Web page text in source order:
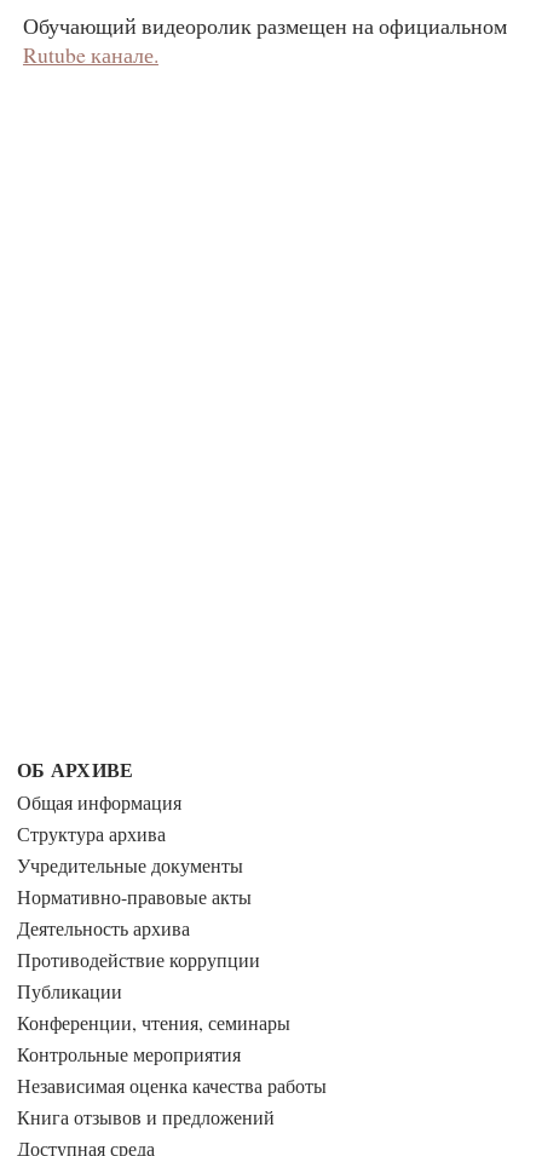
Обучающий видеоролик размещен на официальном
Rutube канале.
ОБ АРХИВЕ
Общая информация
Структура архива
Учредительные документы
Нормативно-правовые акты
Деятельность архива
Противодействие коррупции
Публикации
Конференции, чтения, семинары
Контрольные мероприятия
Независимая оценка качества работы
Книга отзывов и предложений
Доступная среда